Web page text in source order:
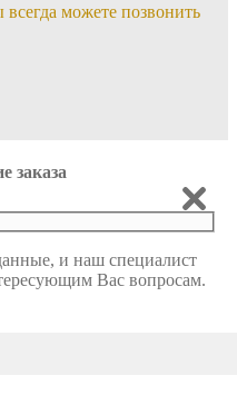
можете позвонить
заказа
и наш специалист
Вас вопросам.